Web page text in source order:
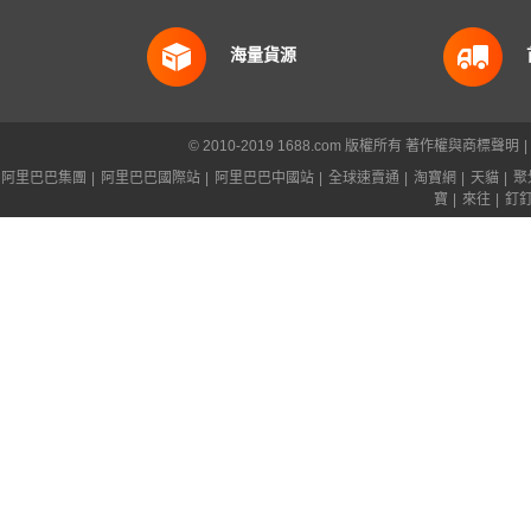
海量貨源
© 2010-2019 1688.com 版權所有 著作權與商標聲明
阿里巴巴集團
阿里巴巴國際站 阿里巴巴中國站 全球速賣通 淘寶網 天貓
聚
寶
來往 釘